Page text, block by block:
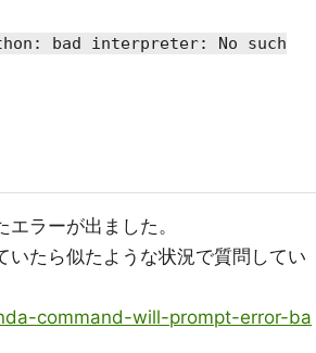
bad interpreter: No such
ラーが出ました。
たら似たような状況で質問してい
command-will-prompt-error-ba